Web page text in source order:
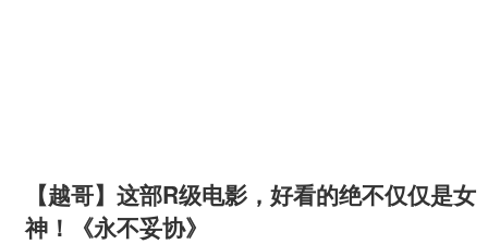
【越哥】这部R级电影，好看的绝不仅仅是女
神！《永不妥协》